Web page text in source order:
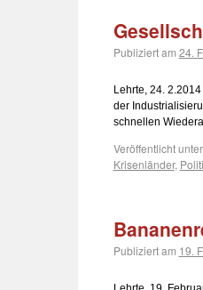
Publiziert am 24.
Lehrte, 24.
der
schnellen
Veröffentlicht unter
Krisenländer,
Publiziert am 19.